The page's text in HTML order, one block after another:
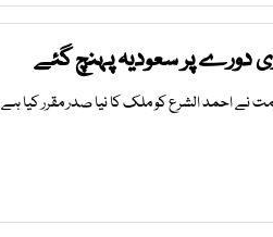
دورے پر سعودیہ پہنچ گئے
نے احمد الشرع کو ملک کا نیا صدر مقرر کیا ہے